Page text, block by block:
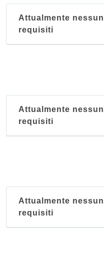
Attualmente
requisiti
Attualmente
requisiti
Attualmente
requisiti